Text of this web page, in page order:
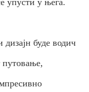
буде водич
путовање,